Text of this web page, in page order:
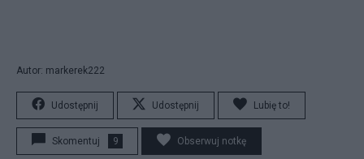
Autor: markerek222
Udostępnij Udostępnij Lubię to!
Skomentuj 9 Obserwuj notkę